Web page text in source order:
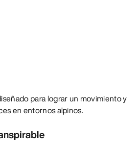
para lograr un movimiento y
en entornos alpinos.